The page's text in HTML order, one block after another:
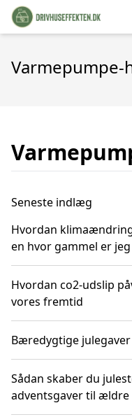
Seneste indlæg
Hvordan
en hvor gammel er
Hvordan co2-udslip
vores fremtid
Bæredygtige
Sådan skaber du
adventsgaver til ældre